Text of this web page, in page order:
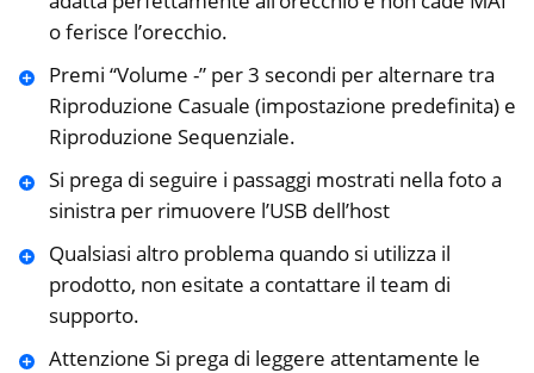
o ferisce l’orecchio.
Premi “Volume -” per 3 secondi per alternare tra
Riproduzione Casuale (impostazione predefinita) e
Riproduzione Sequenziale.
Si prega di seguire i passaggi mostrati nella foto a
sinistra per rimuovere l’USB dell’host
Qualsiasi altro problema quando si utilizza il
prodotto, non esitate a contattare il team di
supporto.
Attenzione Si prega di leggere attentamente le